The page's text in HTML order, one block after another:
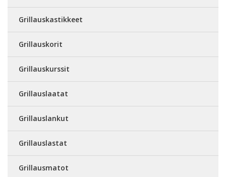
Grillauskastikkeet
Grillauskorit
Grillauskurssit
Grillauslaatat
Grillauslankut
Grillauslastat
Grillausmatot